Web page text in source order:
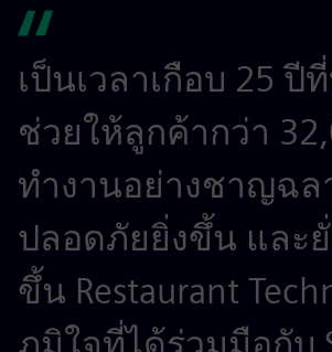
เป็นเวลาเกือบ 25 ปี
ช่วยให้ลูกค้ากว่า
ทำงานอย่างชาญฉล
ปลอดภัยยิ่งขึ้น และ
ขึ้น Restaurant